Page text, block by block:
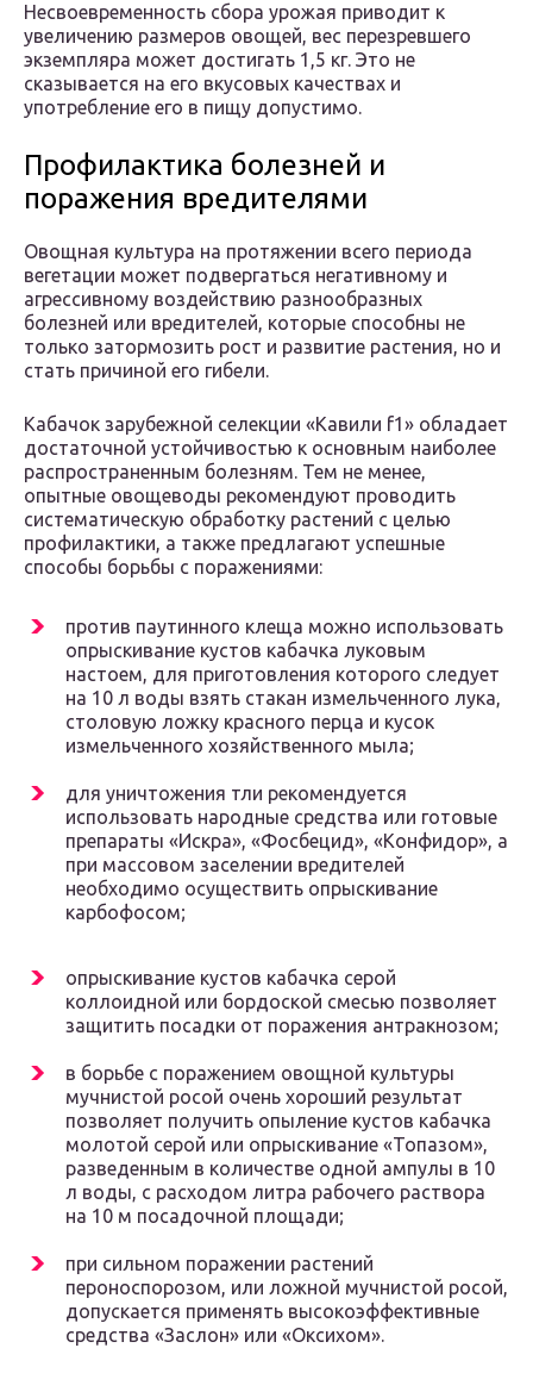
Несвоевременность сбора урожая приводит к
увеличению размеров овощей, вес перезревшего
экземпляра может достигать 1,5 кг. Это не
сказывается на его вкусовых качествах и
употребление его в пищу допустимо.
Профилактика болезней и
поражения вредителями
Овощная культура на протяжении всего периода
вегетации может подвергаться негативному и
агрессивному воздействию разнообразных
болезней или вредителей, которые способны не
только затормозить рост и развитие растения, но и
стать причиной его гибели.
Кабачок зарубежной селекции «Кавили f1» обладает
достаточной устойчивостью к основным наиболее
распространенным болезням. Тем не менее,
опытные овощеводы рекомендуют проводить
систематическую обработку растений с целью
профилактики, а также предлагают успешные
способы борьбы с поражениями:
против паутинного клеща можно использовать
опрыскивание кустов кабачка луковым
настоем, для приготовления которого следует
на 10 л воды взять стакан измельченного лука,
столовую ложку красного перца и кусок
измельченного хозяйственного мыла;
для уничтожения тли рекомендуется
использовать народные средства или готовые
препараты «Искра», «Фосбецид», «Конфидор», а
при массовом заселении вредителей
необходимо осуществить опрыскивание
карбофосом;
опрыскивание кустов кабачка серой
коллоидной или бордоской смесью позволяет
защитить посадки от поражения антракнозом;
в борьбе с поражением овощной культуры
мучнистой росой очень хороший результат
позволяет получить опыление кустов кабачка
молотой серой или опрыскивание «Топазом»,
разведенным в количестве одной ампулы в 10
л воды, с расходом литра рабочего раствора
на 10 м посадочной площади;
при сильном поражении растений
пероноспорозом, или ложной мучнистой росой,
допускается применять высокоэффективные
средства «Заслон» или «Оксихом».